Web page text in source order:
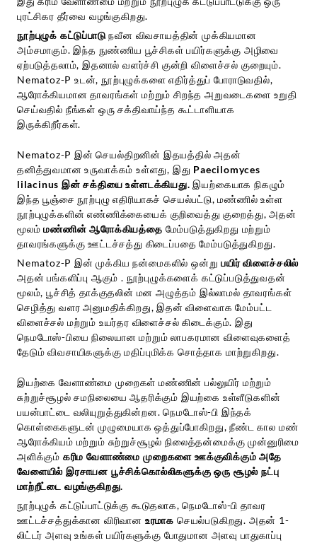
புரட்சிகர தீர்வை வழங்குகிறது.
நூற்புழுக் கட்டுப்பாடுநவீன விவசாயத்தின் முக்கியமான
அம்சமாகும். இந்த நுண்ணிய பூச்சிகள் பயிர்களுக்கு அழிவை
ஏற்படுத்தலாம், இதனால் வளர்ச்சி குன்றி விளைச்சல் குறையும்.
Nematoz-P உடன், நூற்புழுக்களை எதிர்த்துப் போராடுவதில்,
ஆரோக்கியமான தாவரங்கள் மற்றும் சிறந்த அறுவடைகளை உறுதி
செய்வதில் நீங்கள் ஒரு சக்திவாய்ந்த கூட்டாளியாக
இருக்கிறீர்கள்.
Nematoz-P இன் செயல்திறனின் இதயத்தில் அதன்
தனித்துவமான உருவாக்கம் உள்ளது, இது Paecilomyces
lilacinus இன் சக்தியை உள்ளடக்கியது. இயற்கையாக நிகழும்
இந்த பூஞ்சை நூற்புழு எதிரியாகச் செயல்பட்டு, மண்ணில் உள்ள
நூற்புழுக்களின் எண்ணிக்கையைக் குறிவைத்து குறைத்து, அதன்
மூலம்மண்ணின் ஆரோக்கியத்தை மேம்படுத்துகிறது மற்றும்
தாவரங்களுக்கு ஊட்டச்சத்து கிடைப்பதை மேம்படுத்துகிறது.
Nematoz-P இன் முக்கிய நன்மைகளில் ஒன்றுபயிர் விளைச்சலில்
அதன் பங்களிப்பு ஆகும் . நூற்புழுக்களைக் கட்டுப்படுத்துவதன்
மூலம், பூச்சித் தாக்குதலின் மன அழுத்தம் இல்லாமல் தாவரங்கள்
செழித்து வளர அனுமதிக்கிறது, இதன் விளைவாக மேம்பட்ட
விளைச்சல் மற்றும் உயர்தர விளைச்சல் கிடைக்கும். இது
நெமடோஸ்-பியை நிலையான மற்றும் லாபகரமான விளைவுகளைத்
தேடும் விவசாயிகளுக்கு மதிப்புமிக்க சொத்தாக மாற்றுகிறது.
இயற்கை வேளாண்மை முறைகள் மண்ணின் பல்லுயிர் மற்றும்
சுற்றுச்சூழல் சமநிலையை ஆதரிக்கும் இயற்கை உள்ளீடுகளின்
பயன்பாட்டை வலியுறுத்துகின்றன. நெமடோஸ்-பி இந்தக்
கொள்கைகளுடன் முழுமையாக ஒத்துப்போகிறது,நீண்ட கால மண்
ஆரோக்கியம் மற்றும் சுற்றுச்சூழல் நிலைத்தன்மைக்கு முன்னுரிமை
அளிக்கும் கரிம வேளாண்மை முறைகளை ஊக்குவிக்கும் அதே
வேளையில் இரசாயன பூச்சிக்கொல்லிகளுக்கு ஒரு சூழல் நட்பு
மாற்றீட்டை வழங்குகிறது.
நூற்புழுக் கட்டுப்பாட்டுக்கு கூடுதலாக, நெமடோஸ்-பி தாவர
ஊட்டச்சத்துக்கான விரிவான உரமாக செயல்படுகிறது. அதன் 1-
லிட்டர் அளவு உங்கள் பயிர்களுக்கு போதுமான அளவு பாதுகாப்பு